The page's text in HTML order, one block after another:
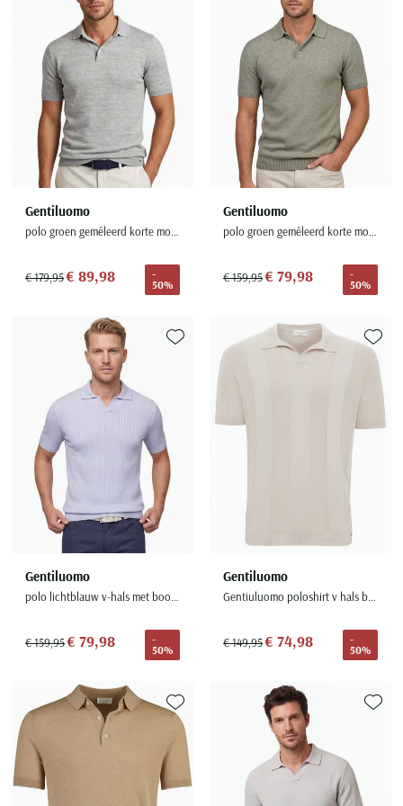
Seidensticker
Slater
State of Art
Superdry
Tenson
Thomas Maine
Tommy Hilfiger
Tramarossa
UBR
Wellington of Billmore
William Lockie
Xacus
Alle merken
Gentiluomo
polo groen gemêleerd korte mouw
€ 179,95€ 89,98
-
50%
Gentiluomo
polo groen gemêleerd korte mouw
€ 159,95€ 79,98
-
50%
Gentiluomo
polo lichtblauw v-hals met boord en strepen
€ 159,95€ 79,98
-
50%
Toevoegen aan favorieten
Gentiluomo
Gentiuluomo poloshirt v hals beige
€ 149,95€ 74,98
-
50%
Toevoegen aan favorieten